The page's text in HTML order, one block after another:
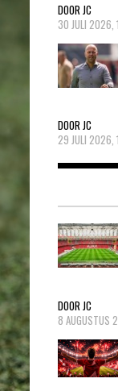
DOOR JC
30 JULI 2026,
DOOR JC
29 JULI 2026,
DOOR JC
8